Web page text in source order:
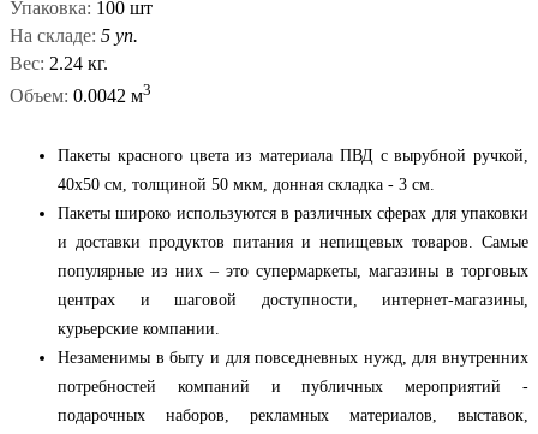
Упаковка: 100 шт
На складе: 5 уп.
Вес: 2.24 кг.
Объем: 0.0042 м3
Пакеты красного цвета из материала ПВД с вырубной ручкой,
40x50 см, толщиной 50 мкм, донная складка - 3 см.
Пакеты широко используются в различных сферах для упаковки
и доставки продуктов питания и непищевых товаров. Самые
популярные из них – это супермаркеты, магазины в торговых
центрах и шаговой доступности, интернет-магазины,
курьерские компании.
Незаменимы в быту и для повседневных нужд, для внутренних
потребностей компаний и публичных мероприятий -
подарочных наборов, рекламных материалов, выставок,